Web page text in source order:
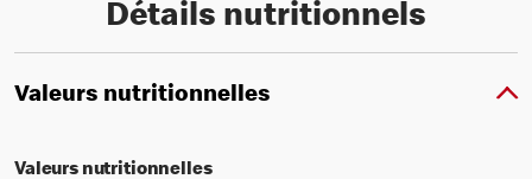
Détails nutritionnels
Valeurs nutritionnelles
Valeurs nutritionnelles